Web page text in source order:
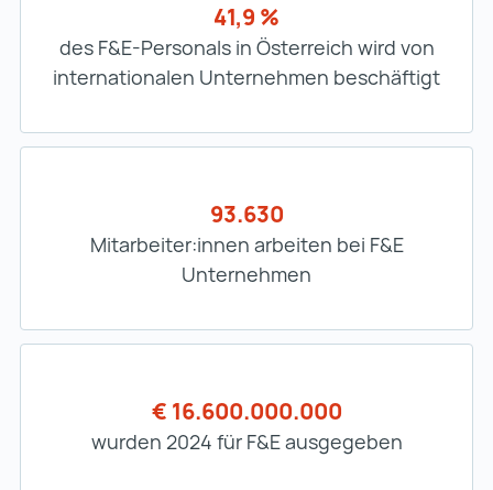
41,9 %
des F&E-Personals in Österreich wird von
internationalen Unternehmen beschäftigt
93.630
Mitarbeiter:innen arbeiten bei F&E
Unternehmen
€ 16.600.000.000
wurden 2024 für F&E ausgegeben